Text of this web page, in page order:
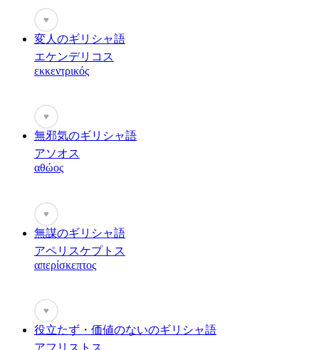
♥
変人のギリシャ語
エケンデリコス
εκκεντρικός
♥
無邪気のギリシャ語
アソオス
αθώος
♥
無謀のギリシャ語
アペリスケプトス
απερίσκεπτος
♥
役立たず・価値のないのギリシャ語